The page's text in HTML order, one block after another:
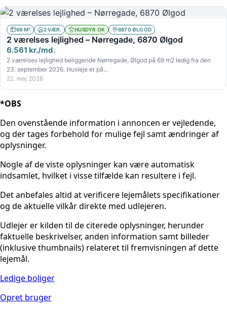
69 M² 2 VÆR. HUSDYR OK 6870 ØLGOD
2 værelses lejlighed – Nørregade, 6870 Ølgod
6.561 kr./md.
2 værelses lejlighed beliggende Nørregade, Ølgod på 69 m2 ledig fra den
23. september 2026. Husleje er på…
22. maj 2026
*OBS
Den ovenstående information i annoncen er vejledende,
og der tages forbehold for mulige fejl samt ændringer af
oplysninger.
Nogle af de viste oplysninger kan være automatisk
indsamlet, hvilket i visse tilfælde kan resultere i fejl.
Det anbefales altid at verificere lejemålets specifikationer
og de aktuelle vilkår direkte med udlejeren.
Udlejer er kilden til de citerede oplysninger, herunder
faktuelle beskrivelser, anden information samt billeder
(inklusive thumbnails) relateret til fremvisningen af dette
lejemål.
Ledige boliger
Opret bruger